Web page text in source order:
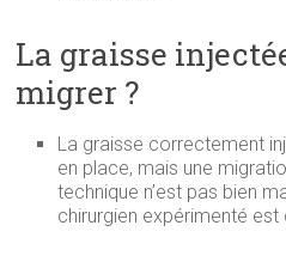
La graisse
migrer ?
La graisse correctement
en place, mais une
technique n’est pas bien
chirurgien expérimenté est